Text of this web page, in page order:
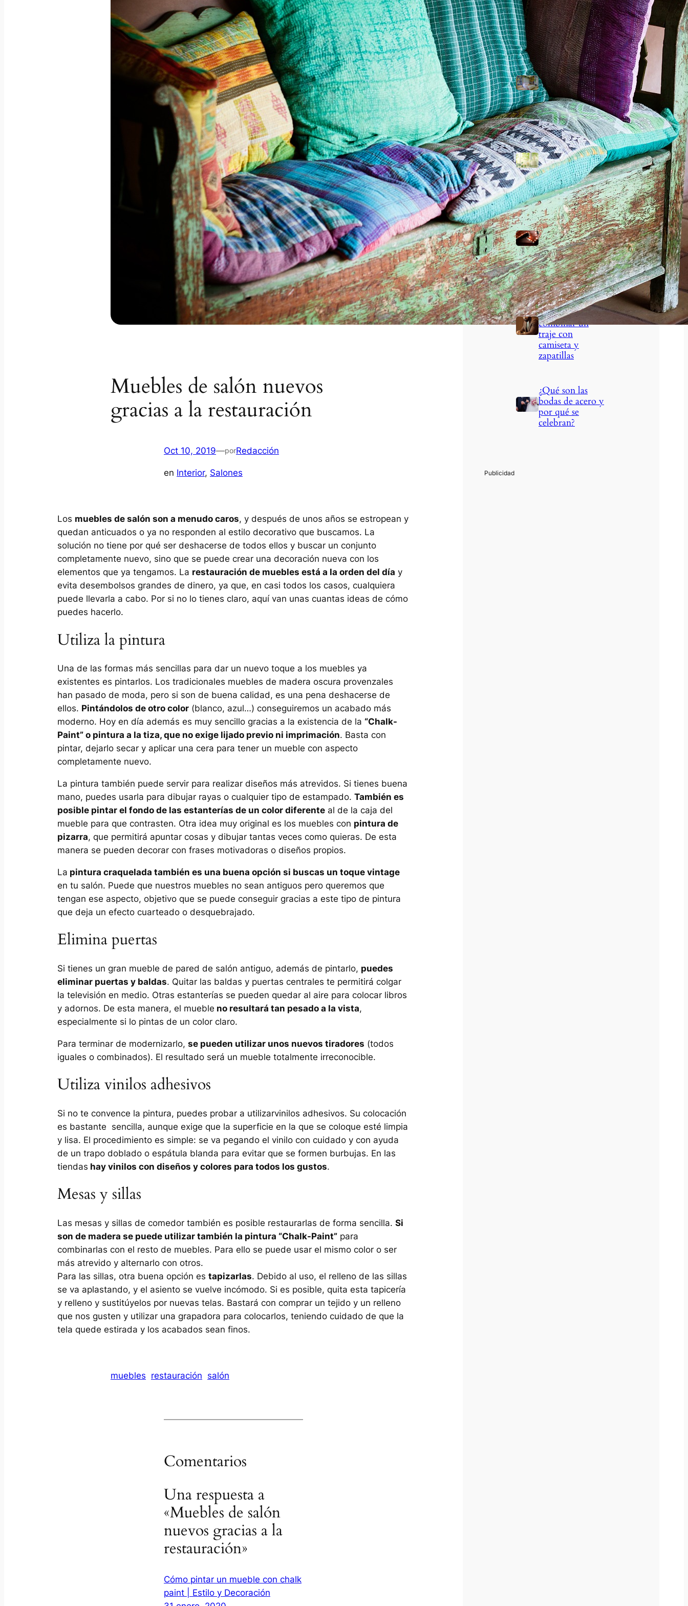
Muebles de salón nuevos
gracias a la restauración
Oct 10, 2019—porRedacción
en Interior, Salones
Los muebles de salón son a menudo caros, y después de unos años se estropean y
quedan anticuados o ya no responden al estilo decorativo que buscamos. La
solución no tiene por qué ser deshacerse de todos ellos y buscar un conjunto
completamente nuevo, sino que se puede crear una decoración nueva con los
elementos que ya tengamos. La restauración de muebles está a la orden del día y
evita desembolsos grandes de dinero, ya que, en casi todos los casos, cualquiera
puede llevarla a cabo. Por si no lo tienes claro, aquí van unas cuantas ideas de cómo
puedes hacerlo.
Utiliza la pintura
Una de las formas más sencillas para dar un nuevo toque a los muebles ya
existentes es pintarlos. Los tradicionales muebles de madera oscura provenzales
han pasado de moda, pero si son de buena calidad, es una pena deshacerse de
ellos. Pintándolos de otro color (blanco, azul…) conseguiremos un acabado más
moderno. Hoy en día además es muy sencillo gracias a la existencia de la “Chalk-
Paint” o pintura a la tiza, que no exige lijado previo ni imprimación. Basta con
pintar, dejarlo secar y aplicar una cera para tener un mueble con aspecto
completamente nuevo.
La pintura también puede servir para realizar diseños más atrevidos. Si tienes buena
mano, puedes usarla para dibujar rayas o cualquier tipo de estampado. También es
posible pintar el fondo de las estanterías de un color diferente al de la caja del
mueble para que contrasten. Otra idea muy original es los muebles con pintura de
pizarra, que permitirá apuntar cosas y dibujar tantas veces como quieras. De esta
manera se pueden decorar con frases motivadoras o diseños propios.
La pintura craquelada también es una buena opción si buscas un toque vintage
en tu salón. Puede que nuestros muebles no sean antiguos pero queremos que
tengan ese aspecto, objetivo que se puede conseguir gracias a este tipo de pintura
que deja un efecto cuarteado o desquebrajado.
Elimina puertas
Si tienes un gran mueble de pared de salón antiguo, además de pintarlo, puedes
eliminar puertas y baldas. Quitar las baldas y puertas centrales te permitirá colgar
la televisión en medio. Otras estanterías se pueden quedar al aire para colocar libros
y adornos. De esta manera, el mueble no resultará tan pesado a la vista,
especialmente si lo pintas de un color claro.
Para terminar de modernizarlo, se pueden utilizar unos nuevos tiradores (todos
iguales o combinados). El resultado será un mueble totalmente irreconocible.
Utiliza vinilos adhesivos
Si no te convence la pintura, puedes probar a utilizarvinilos adhesivos. Su colocación
es bastante sencilla, aunque exige que la superficie en la que se coloque esté limpia
y lisa. El procedimiento es simple: se va pegando el vinilo con cuidado y con ayuda
de un trapo doblado o espátula blanda para evitar que se formen burbujas. En las
tiendas hay vinilos con diseños y colores para todos los gustos.
Mesas y sillas
Las mesas y sillas de comedor también es posible restaurarlas de forma sencilla. Si
son de madera se puede utilizar también la pintura “Chalk-Paint” para
combinarlas con el resto de muebles. Para ello se puede usar el mismo color o ser
más atrevido y alternarlo con otros.
Para las sillas, otra buena opción es tapizarlas. Debido al uso, el relleno de las sillas
se va aplastando, y el asiento se vuelve incómodo. Si es posible, quita esta tapicería
y relleno y sustitúyelos por nuevas telas. Bastará con comprar un tejido y un relleno
que nos gusten y utilizar una grapadora para colocarlos, teniendo cuidado de que la
tela quede estirada y los acabados sean finos.
muebles restauración salón
Comentarios
Una respuesta a
«Muebles de salón
nuevos gracias a la
restauración»
Cómo pintar un mueble con chalk
paint | Estilo y Decoración
Armarios
empotrados:
cómo diseñarlos
para aprovechar
al máximo tu
espacio
Ambientación
aromática: crea
experiencias a
través del olfato
Carteles
luminosos para
negocios:
visibilidad que
marca la
diferencia
La alianza
moderna: cómo
combinar un
traje con
camiseta y
zapatillas
¿Qué son las
bodas de acero y
por qué se
celebran?